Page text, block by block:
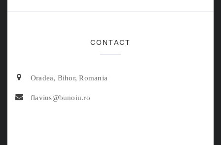
CONTACT
Oradea, Bihor, Romania
flavius@bunoiu.ro